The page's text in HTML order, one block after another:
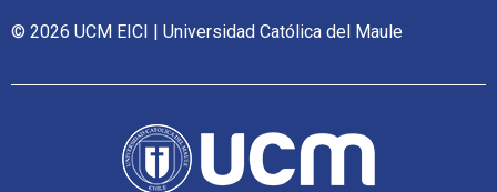
© 2026 UCM EICI | Universidad Católica del Maule